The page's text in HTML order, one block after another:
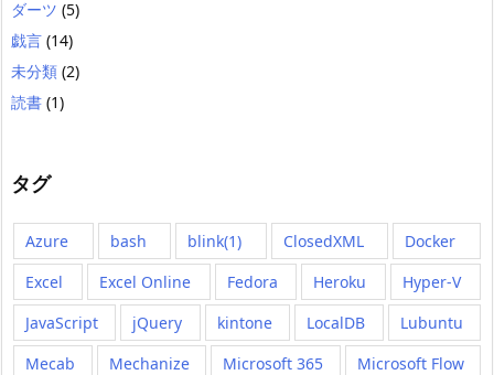
ダーツ (5)
戯言 (14)
未分類 (2)
読書 (1)
タグ
Azure bash blink(1) ClosedXML
Docker
Excel
Excel Online Fedora Heroku
Hyper-V
JavaScript
jQuery kintone LocalDB
Lubuntu
Mecab
Mechanize Microsoft 365
Microsoft Flow